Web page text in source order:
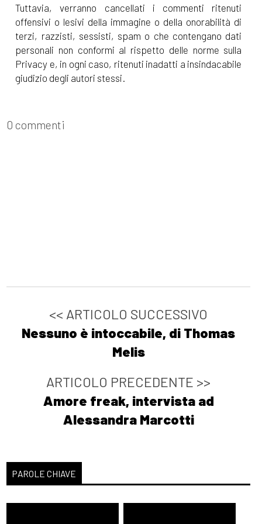
[22]Un modo lo trovo, di
Paola Napoleone: pagina 69
[24]
Agosto 2021
Tagliapietra: pagina 69
[11]Zetafobia 2: La città
morta, di Gualtiero Ferrari:
[04]
imbianchino, di Loris
Tuttavia, verranno cancellati i commenti ritenuti
offensivi o lesivi della immagine o della onorabilità di
terzi, razzisti, sessisti, spam o che contengano dati
personali non conformi al rispetto delle norme sulla
Privacy e, in ogni caso, ritenuti inadatti a insindacabile
giudizio degli autori stessi.
0 commenti
<< ARTICOLO SUCCESSIVO
Nessuno è intoccabile, di Thomas
Melis
ARTICOLO PRECEDENTE >>
Amore freak, intervista ad
Alessandra Marcotti
PAROLE CHIAVE